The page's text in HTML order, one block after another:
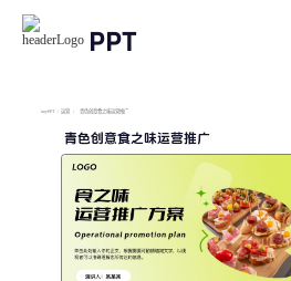
PPT
imyPPT / 运营 / 青色创意食之味运营推广
青色创意食之味运营推广